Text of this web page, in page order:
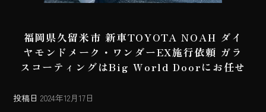
福岡県久留米市 新車TOYOTA NOAH ダイ
ヤモンドメーク・ワンダーEX施行依頼 ガラ
スコーティングはBig World Doorにお任せ
投稿日 2024年12月17日